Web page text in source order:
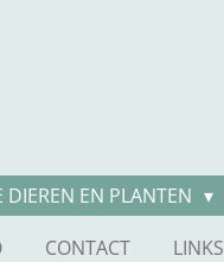
DIEREN EN PLANTEN
CONTACT LINKS